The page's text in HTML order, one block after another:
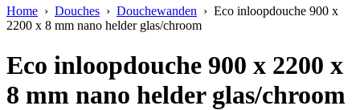
Home › Douches › Douchewanden › Eco inloopdouche 900 x
2200 x 8 mm nano helder glas/chroom
Eco inloopdouche 900 x 2200 x
8 mm nano helder glas/chroom